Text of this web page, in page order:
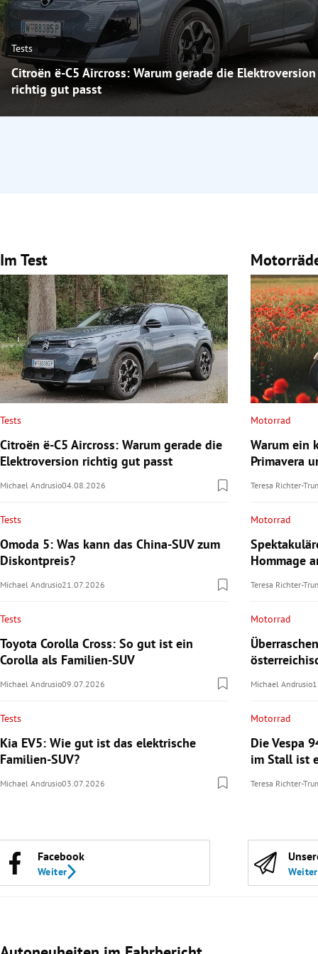
Tests
Citroën ë-C5 Aircross: Warum gerade die Elektroversion
richtig gut passt
Im Test
Tests
Citroën ë-C5 Aircross: Warum gerade die
Elektroversion richtig gut passt
Michael Andrusio04.08.2026
Tests
Omoda 5: Was kann das China-SUV zum
Diskontpreis?
Michael Andrusio21.07.2026
Tests
Toyota Corolla Cross: So gut ist ein
Corolla als Familien-SUV
Michael Andrusio09.07.2026
Tests
Kia EV5: Wie gut ist das elektrische
Familien-SUV?
Michael Andrusio03.07.2026
Motorrad
Warum ein
Primavera
Teresa Richter-
Motorrad
Hommage
Teresa Richter-
Motorrad
Michael Andrusio
Motorrad
Die Vespa
im Stall ist
Teresa Richter-
Facebook
Weiter Weiter
Slide 1 von 3